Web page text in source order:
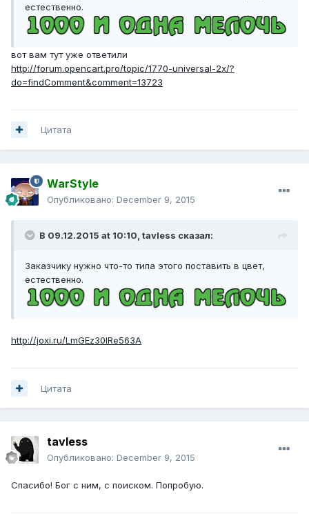
естественно.
вот вам тут уже ответили
http://forum.opencart.pro/topic/1770-universal-2x/?
do=findComment&comment=13723
Цитата
WarStyle
Опубликовано: December 9, 2015
В 09.12.2015 at 10:10, tavless сказал:
Заказчику нужно что-то типа этого поставить в цвет,
естественно.
http://joxi.ru/LmGEz30IRe563A
Цитата
tavless
Опубликовано: December 9, 2015
Спасибо! Бог с ним, с поиском. Попробую.